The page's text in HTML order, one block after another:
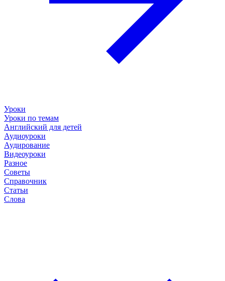
Уроки
Уроки по темам
Английский для детей
Аудиоуроки
Аудирование
Видеоуроки
Разное
Советы
Справочник
Статьи
Слова